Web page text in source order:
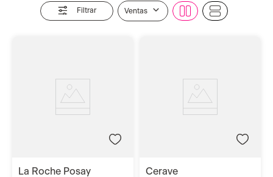
Filtrar Ventas
la roche posay cerave